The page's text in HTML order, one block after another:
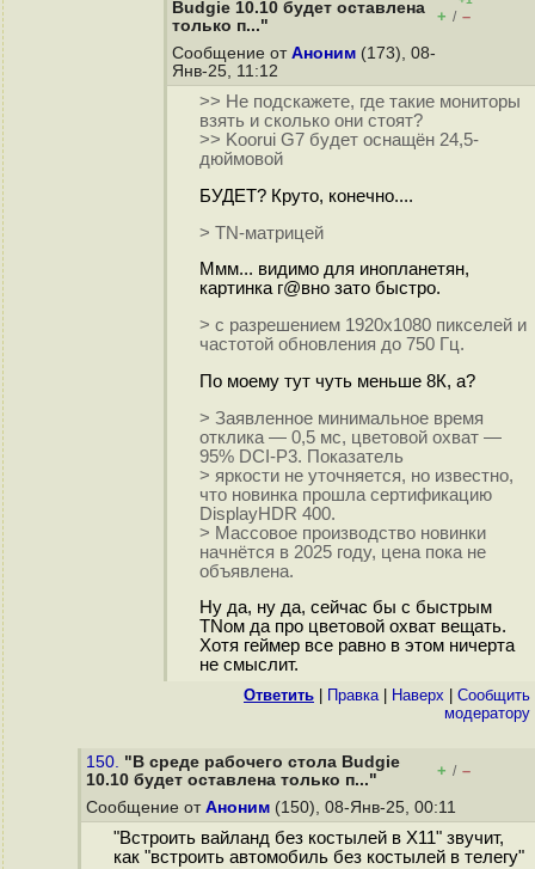
Budgie 10.10 будет оставлена
только п..."
+ / –
Сообщение от Аноним (173), 08-
Янв-25, 11:12
>> Не подскажете, где такие мониторы
взять и сколько они стоят?
>> Koorui G7 будет оснащён 24,5-
дюймовой
БУДЕТ? Круто, конечно....
> TN-матрицей
Ммм... видимо для инопланетян,
картинка г@вно зато быстро.
> с разрешением 1920x1080 пикселей и
частотой обновления до 750 Гц.
По моему тут чуть меньше 8К, а?
> Заявленное минимальное время
отклика — 0,5 мс, цветовой охват —
95% DCI-P3. Показатель
> яркости не уточняется, но известно,
что новинка прошла сертификацию
DisplayHDR 400.
> Массовое производство новинки
начнётся в 2025 году, цена пока не
объявлена.
Ну да, ну да, сейчас бы с быстрым
TNом да про цветовой охват вещать.
Хотя геймер все равно в этом ничерта
не смыслит.
Ответить Правка| Наверх
Cообщить
модератору
150. "В среде рабочего стола Budgie
10.10 будет оставлена только п..."
+ / –
Сообщение от Аноним (150), 08-Янв-25, 00:11
"Встроить вайланд без костылей в X11" звучит,
как "встроить автомобиль без костылей в телегу"